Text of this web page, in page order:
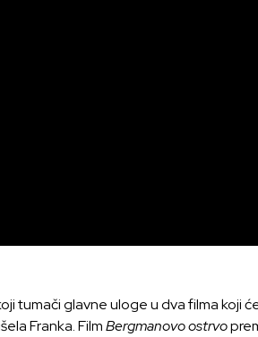
tumači glavne uloge u dva filma koji
Franka. FilmBergmanovo ostrvo